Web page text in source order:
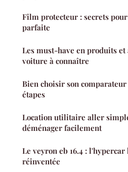
Film protecteur : secrets
parfaite
Les must-have en produits et
voiture à connaître
Bien choisir son comparateur
étapes
Location utilitaire aller
déménager facilement
Le veyron eb 16.4 :
réinventée